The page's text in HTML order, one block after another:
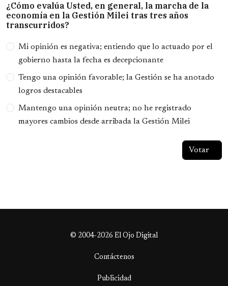
¿Cómo evalúa Usted, en general, la marcha de la
economía en la Gestión Milei tras tres años
transcurridos?
Opciones
Mi opinión es negativa; entiendo que lo actuado por el
gobierno hasta la fecha es decepcionante
Tengo una opinión favorable; la Gestión se ha anotado
logros destacables
Mantengo una opinión neutra; no he registrado
mayores cambios desde arribada la Gestión Milei
© 2004-2026 El Ojo Digital
Contáctenos
Publicidad